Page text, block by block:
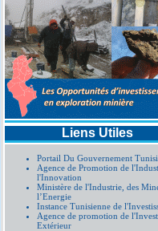
Liens Utiles
Portail Du Gouvernement
Agence de Promotion de
l'Innovation
Ministère de l'Industrie, des
l’Energie
Instance Tunisienne de
Agence de promotion de
Extérieur